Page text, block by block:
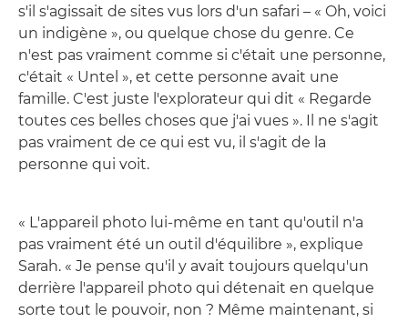
s'il s'agissait de sites vus lors d'un safari – « Oh, voici
un indigène », ou quelque chose du genre. Ce
n'est pas vraiment comme si c'était une personne,
c'était « Untel », et cette personne avait une
famille. C'est juste l'explorateur qui dit « Regarde
toutes ces belles choses que j'ai vues ». Il ne s'agit
pas vraiment de ce qui est vu, il s'agit de la
personne qui voit.
« L'appareil photo lui-même en tant qu'outil n'a
pas vraiment été un outil d'équilibre », explique
Sarah. « Je pense qu'il y avait toujours quelqu'un
derrière l'appareil photo qui détenait en quelque
sorte tout le pouvoir, non ? Même maintenant, si